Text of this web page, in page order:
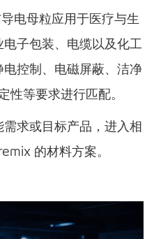
电母粒应用于医疗与生
子包装、电缆以及化工
控制、电磁屏蔽、洁净
性等要求进行匹配。
求或目标产品，进入相
的材料方案。